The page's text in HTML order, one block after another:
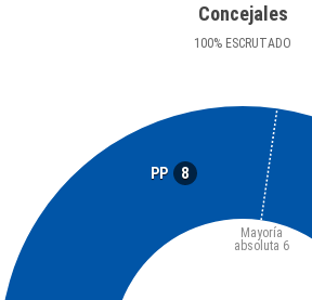
Concejales
100% ESCRUTADO
PP 8
Mayoría
absoluta 6